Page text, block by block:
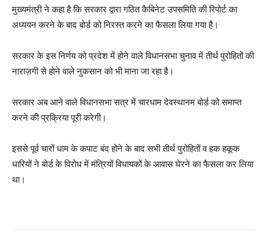
मुख्यमंत्री ने कहा है कि सरकार द्वारा गठित कैबिनेट उपसमिति की रिपोर्ट का
अध्ययन करने के बाद बोर्ड को निरस्त करने का फैसला लिया गया है।
सरकार के इस निर्णय को प्रदेश में होने वाले विधानसभा चुनाव में तीर्थ पुरोहितों की
नाराज़गी से होने वाले नुकसान को भी माना जा रहा है।
सरकार अब आने वाले विधानसभा सत्र में चारधाम देवस्थानम बोर्ड को समाप्त
करने की प्रक्रिया पूरी करेगी।
इससे पूर्व चारों धाम के कपाट बंद होने के बाद सभी तीर्थ पुरोहितों व हक हकूक
धारियों ने बोर्ड के विरोध में मंत्रियों विधायकों के आवास घेरने का फैसला कर लिया
था।